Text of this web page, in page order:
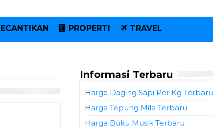
PROPERTI TRAVEL
Informasi Terbaru
Harga Daging Sapi Per Kg Terbaru
Harga Tepung Mila Terbaru
Harga Buku Musik Terbaru